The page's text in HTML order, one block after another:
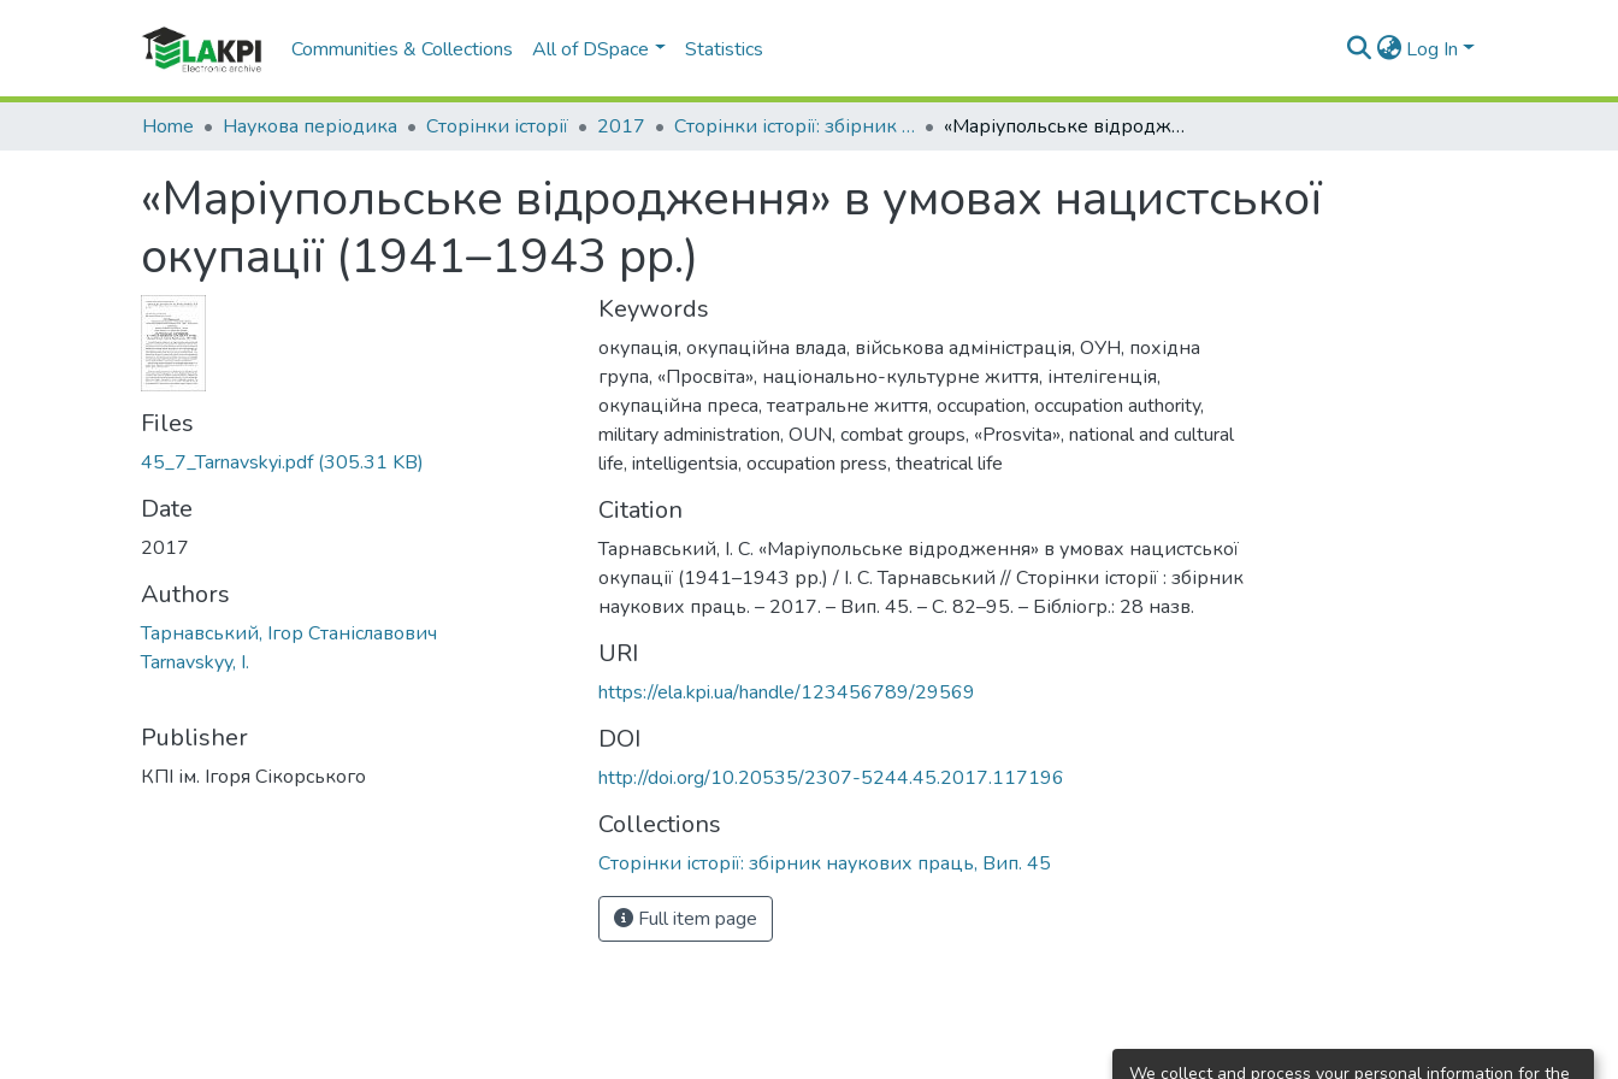
Communities & Collections All of DSpace Statistics Log In
Home Наукова періодика Сторінки історії 2017 Сторінки історії: збірник наукових праць, Вип. 45 «Маріупольське відродження» в умовах нацистської окупації (1941–1943 рр.)
«Маріупольське відродження» в умовах нацистської
окупації (1941–1943 рр.)
Files
45_7_Tarnavskyi.pdf(305.31 KB)
Date
2017
Authors
Тарнавський, Ігор Станіславович
Tarnavskyy, I.
Publisher
КПІ ім. Ігоря Сікорського
Keywords
окупація, окупаційна влада, військова адміністрація, ОУН, похідна
група, «Просвіта», національно-культурне життя, інтелігенція,
окупаційна преса, театральне життя, occupation, occupation authority,
military administration, OUN, combat groups, «Prosvita», national and cultural
life, intelligentsia, occupation press, theatrical life
Citation
Тарнавський, І. С. «Маріупольське відродження» в умовах нацистської
окупації (1941–1943 рр.) / І. С. Тарнавський // Сторінки історії : збірник
наукових праць. – 2017. – Вип. 45. – С. 82–95. – Бібліогр.: 28 назв.
URI
https://ela.kpi.ua/handle/123456789/29569
DOI
http://doi.org/10.20535/2307-5244.45.2017.117196
Collections
Сторінки історії: збірник наукових праць, Вип. 45
Full item page
We collect and process your personal information for the